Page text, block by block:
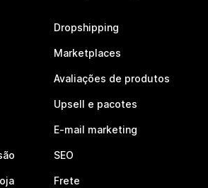
Dropshipping
Marketplaces
Avaliações de produtos
Upsell e pacotes
E-mail marketing
SEO
Frete